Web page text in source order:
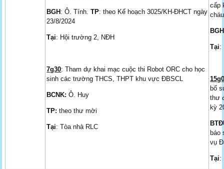
BGH : Ô. Tính.TP: theo Kế hoạch 3025/KH-ĐHCT ngày
23/8/2024
Tại: Hội trường 2, NĐH
7g30: Tham dự khai mạc cuộc thi Robot ORC cho học
sinh các trường THCS, THPT khu vực ĐBSCL
BCNK: Ô. Huy
TP:theo thư mời
Tại: Tòa nhà RLC
cấp
BGH
Tại:
bổ
thư
kỳ
báo
vụ
Tại: